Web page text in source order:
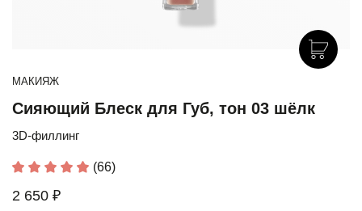
МАКИЯЖ
Сияющий Блеск для Губ, тон 03 шёлк
3D-филлинг
(66)
2 650 ₽